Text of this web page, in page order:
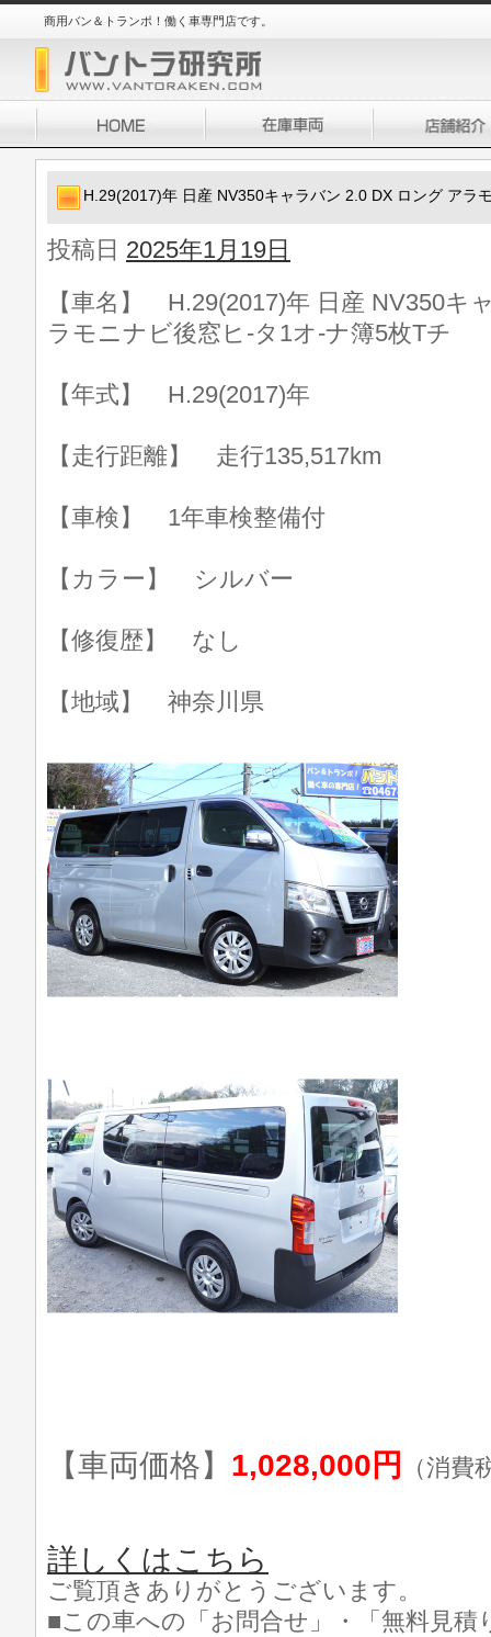
商用バン＆トランポ！働く車専門店です。
H.29(2017)年 日産 NV350キャラバン 2.0 DX ロング アラ
投稿日 2025年1月19日
【車名】 H.29(2017)年 日産 NV350キ
ラモニナビ後窓ヒ-タ1オ-ナ簿5枚Tチ
【年式】 H.29(2017)年
【走行距離】 走行135,517km
【車検】 1年車検整備付
【カラー】 シルバー
【修復歴】 なし
【地域】 神奈川県
【車両価格】 1,028,000円 （消費
詳しくはこちら
ご覧頂きありがとうございます。
■この車への「お問合せ」・「無料見積